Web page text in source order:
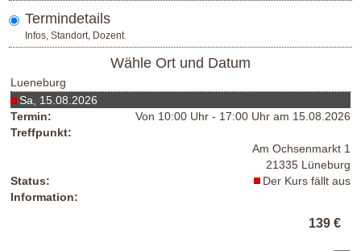
Termindetails
Infos, Standort, Dozent
Wähle Ort und Datum
Lueneburg
Sa, 15.08.2026
Termin:
Von 10:00 Uhr - 17:00 Uhr am 15.08.2026
Treffpunkt:
Am Ochsenmarkt 1
21335 Lüneburg
Status:
Der Kurs fällt aus
Information:
139 €